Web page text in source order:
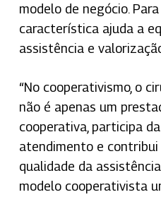
modelo de negócio.
característica ajuda a
assistência e
“No cooperativismo, o
não é apenas um
cooperativa, participa
atendimento e
qualidade da
modelo cooperativista